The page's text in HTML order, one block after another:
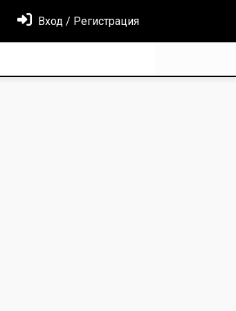
Вход / Регистрация